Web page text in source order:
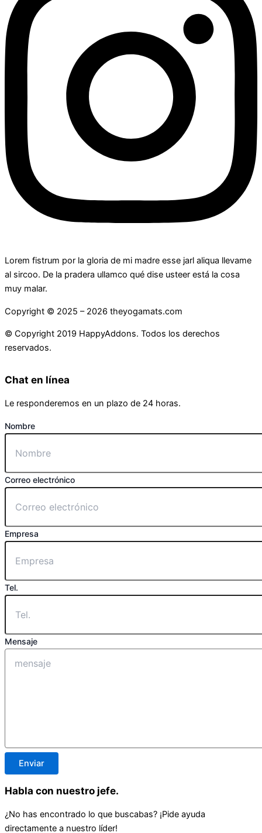
Lorem fistrum por la gloria de mi madre esse jarl aliqua llevame
al sircoo. De la pradera ullamco qué dise usteer está la cosa
muy malar.
Copyright © 2025 – 2026 theyogamats.com
© Copyright 2019 HappyAddons. Todos los derechos
reservados.
Chat en línea
Le responderemos en un plazo de 24 horas.
Nombre
Correo electrónico
Empresa
Tel.
Mensaje
Enviar
Habla con nuestro jefe.
¿No has encontrado lo que buscabas? ¡Pide ayuda
directamente a nuestro líder!